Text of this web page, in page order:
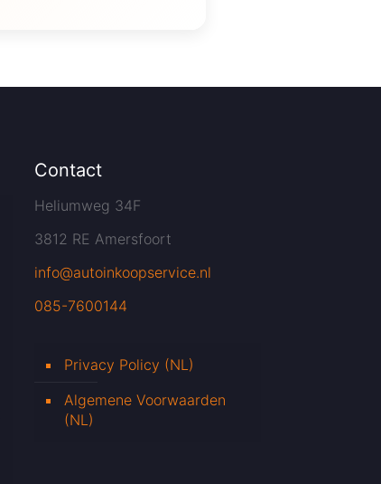
Contact
Heliumweg 34F
3812 RE Amersfoort
info@autoinkoopservice.nl
085-7600144
Privacy Policy (NL)
Algemene Voorwaarden
(NL)